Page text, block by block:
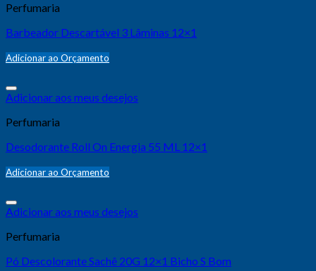
Perfumaria
Barbeador Descartável 3 Lâminas 12×1
Adicionar ao Orçamento
Adicionar aos meus desejos
Perfumaria
Desodorante Roll On Energia 55 ML 12×1
Adicionar ao Orçamento
Adicionar aos meus desejos
Perfumaria
Pó Descolorante Sachê 20G 12×1 Bicho S Bom